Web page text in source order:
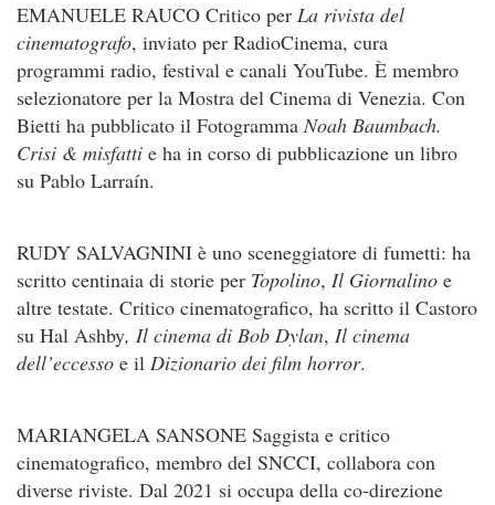
EMANUELE RAUCO Critico per La rivista del
cinematografo, inviato per RadioCinema, cura
programmi radio, festival e canali YouTube. È membro
selezionatore per la Mostra del Cinema di Venezia. Con
Bietti ha pubblicato il FotogrammaNoah Baumbach.
Crisi & misfatti e ha in corso di pubblicazione un libro
su Pablo Larraín.
RUDY SALVAGNINI è uno sceneggiatore di fumetti: ha
scritto centinaia di storie per Topolino, Il Giornalino e
altre testate. Critico cinematografico, ha scritto il Castoro
su Hal Ashby, Il cinema di Bob Dylan, Il cinema
dell’eccesso e il Dizionario dei film horror.
MARIANGELA SANSONE Saggista e critico
cinematografico, membro del SNCCI, collabora con
diverse riviste. Dal 2021 si occupa della co-direzione